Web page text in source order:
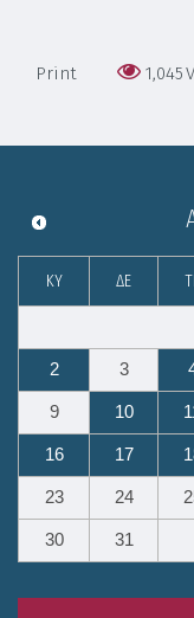
Print 1,045
ΚΥ ΔΕ
2 3
9 10
16 17
23 24
30 31